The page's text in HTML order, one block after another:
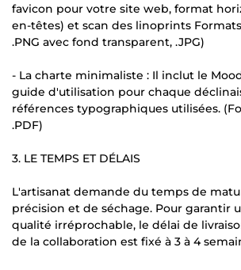
favicon pour votre site web, format
en-têtes) et scan des linoprints Formats
.PNG avec fond transparent, .JPG)
- La charte minimaliste : Il inclut le
guide d'utilisation pour chaque
références typographiques utilisées.
.PDF)
3. LE TEMPS ET DÉLAIS
L'artisanat demande du temps de
précision et de séchage. Pour garantir
qualité irréprochable, le délai de
de la collaboration est fixé à 3 à 4